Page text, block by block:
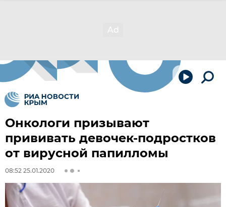
Онкологи призывают
прививать девочек-подростков
от вирусной папилломы
08:52 25.01.2020